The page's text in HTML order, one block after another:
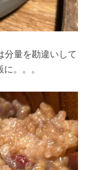
分量を勘違いして
。。。